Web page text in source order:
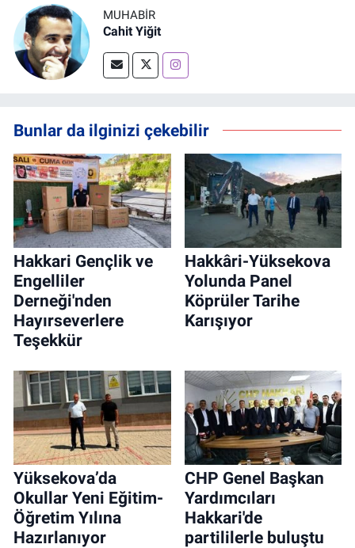
MUHABİR
Cahit Yiğit
Bunlar da ilginizi çekebilir
Hakkari Gençlik ve
Engelliler
Derneği'nden
Hayırseverlere
Teşekkür
Hakkâri-Yüksekova
Yolunda Panel
Köprüler Tarihe
Karışıyor
Yüksekova’da
Okullar Yeni Eğitim-
Öğretim Yılına
Hazırlanıyor
CHP Genel Başkan
Yardımcıları
Hakkari'de
partililerle buluştu